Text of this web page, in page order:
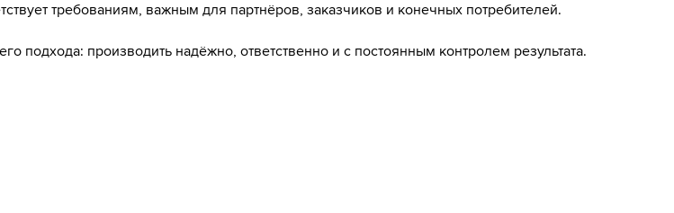
требованиям, важным для партнёров, заказчиков и конечных потребителей.
подхода: производить надёжно, ответственно и с постоянным контролем результата.